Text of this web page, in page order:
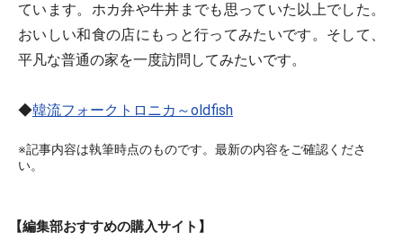
ています。ホカ弁や牛丼までも思っていた以上でした。
おいしい和食の店にもっと行ってみたいです。そして、
平凡な普通の家を一度訪問してみたいです。
◆韓流フォークトロニカ～oldfish
※記事内容は執筆時点のものです。最新の内容をご確認くださ
い。
【編集部おすすめの購入サイト】